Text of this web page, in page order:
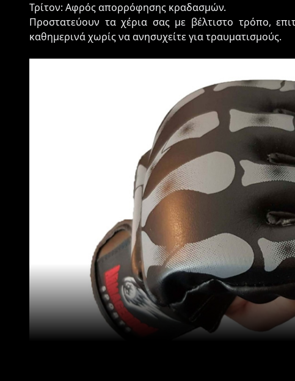
Τρίτον: Αφρός απορρόφησης κραδασμών.
Προστατεύουν τα χέρια σας με βέλτιστο τρόπο,
καθημερινά χωρίς να ανησυχείτε για τραυματισμούς.